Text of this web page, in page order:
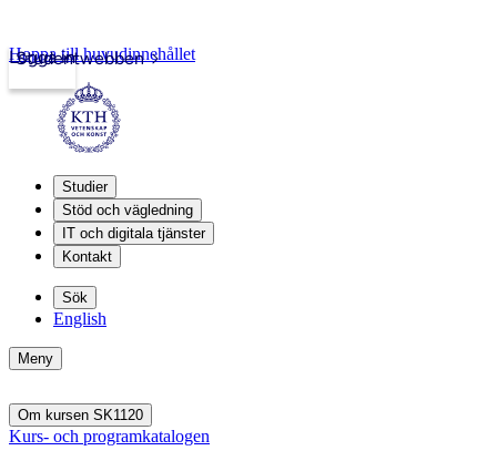
Studentwebben
Logga in
Hoppa till huvudinnehållet
Studier
Stöd och vägledning
IT och digitala tjänster
Kontakt
Sök
English
Meny
Om kursen SK1120
Kurs- och programkatalogen